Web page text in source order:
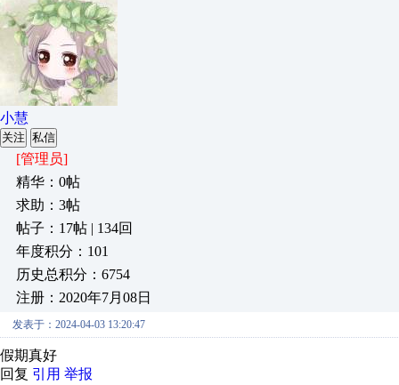
小慧
关注 私信
[管理员]
精华：0帖
求助：3帖
帖子：17帖 | 134回
年度积分：101
历史总积分：6754
注册：2020年7月08日
发表于：2024-04-03 13:20:47
假期真好
回复 引用 举报